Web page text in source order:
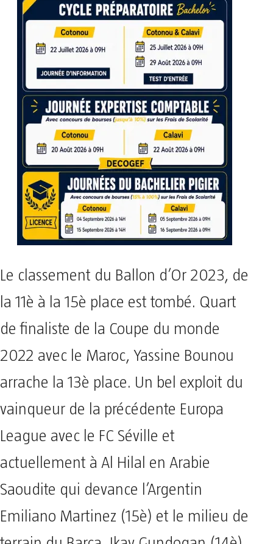
Le classement du Ballon d’Or 2023, de
la 11è à la 15è place est tombé. Quart
de finaliste de la Coupe du monde
2022 avec le Maroc, Yassine Bounou
arrache la 13è place. Un bel exploit du
vainqueur de la précédente Europa
League avec le FC Séville et
actuellement à Al Hilal en Arabie
Saoudite qui devance l’Argentin
Emiliano Martinez (15è) et le milieu de